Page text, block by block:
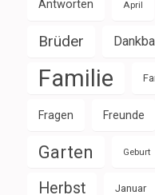
Antworten April
Brüder
Familie
Fragen Freunde
Garten Geburt
Herbst Januar